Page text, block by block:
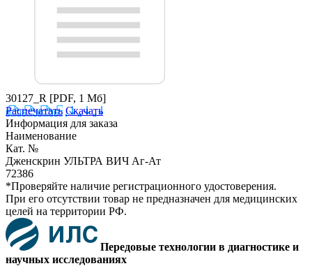
30127_R [PDF, 1 Мб]
Распечатать Скачать
Информация для заказа
Наименование
Кат. №
Дженскрин УЛЬТРА ВИЧ Аг-Ат
72386
*Проверяйте наличие регистрационного удостоверения.
При его отсутствии товар не предназначен для медицинских
целей на территории РФ.
Передовые технологии в диагностике и
научных исследованиях